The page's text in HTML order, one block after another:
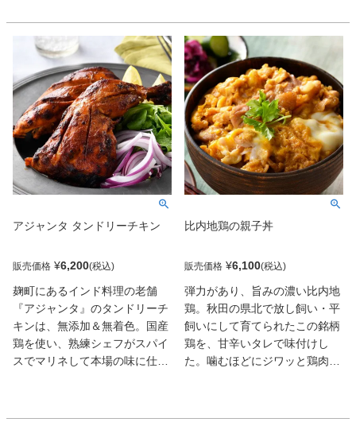
アジャンタ タンドリーチキン
販売価格 ¥6,200
麹町にあるインド料理の老舗
『アジャンタ』のタンドリーチ
キンは、無添加＆無着色。国産
鶏を使い、熟練シェフがスパイ
スでマリネして本場の味に仕上
比内地鶏の親子丼
販売価格 ¥6,100
弾力があり、旨みの濃い比内地
鶏。秋田の県北で放し飼い・平
飼いにして育てられたこの銘柄
鶏を、甘辛いタレで味付けし
た。噛むほどにジワッと鶏肉の